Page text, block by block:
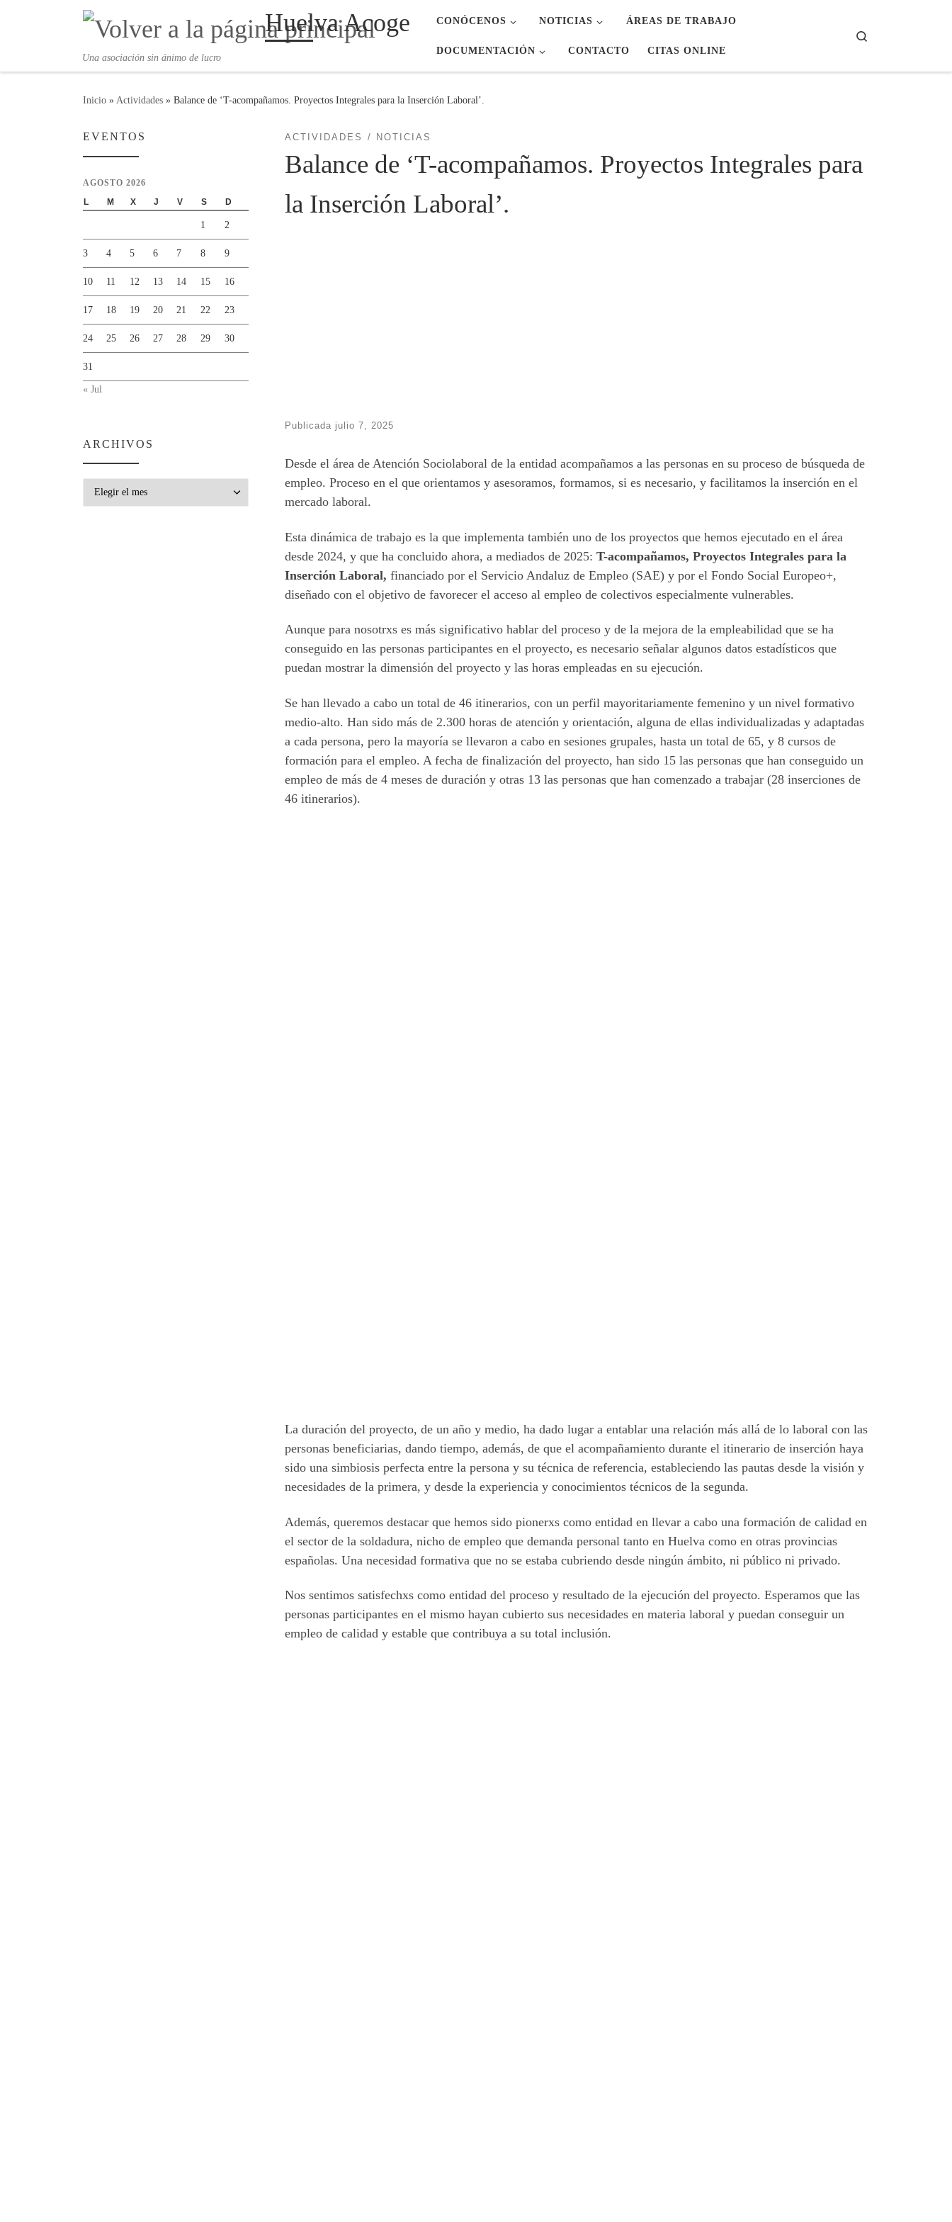
Saltar al contenido Huelva Acoge
Una asociación sin ánimo de lucro
CONÓCENOS NOTICIAS ÁREAS DE TRABAJO
DOCUMENTACIÓN CONTACTO CITAS ONLINE
Inicio » Actividades » Balance de ‘T-acompañamos. Proyectos Integrales para la Inserción Laboral’.
ACTIVIDADES NOTICIAS
Balance de ‘T-acompañamos. Proyectos Integrales para
la Inserción Laboral’.
Publicada julio 7, 2025
Desde el área de Atención Sociolaboral de la entidad acompañamos a las personas en su proceso de búsqueda de
empleo. Proceso en el que orientamos y asesoramos, formamos, si es necesario, y facilitamos la inserción en el
mercado laboral.
Esta dinámica de trabajo es la que implementa también uno de los proyectos que hemos ejecutado en el área
desde 2024, y que ha concluido ahora, a mediados de 2025: T-acompañamos, Proyectos Integrales para la
Inserción Laboral, financiado por el Servicio Andaluz de Empleo (SAE) y por el Fondo Social Europeo+,
diseñado con el objetivo de favorecer el acceso al empleo de colectivos especialmente vulnerables.
Aunque para nosotrxs es más significativo hablar del proceso y de la mejora de la empleabilidad que se ha
conseguido en las personas participantes en el proyecto, es necesario señalar algunos datos estadísticos que
puedan mostrar la dimensión del proyecto y las horas empleadas en su ejecución.
Se han llevado a cabo un total de 46 itinerarios, con un perfil mayoritariamente femenino y un nivel formativo
medio-alto. Han sido más de 2.300 horas de atención y orientación, alguna de ellas individualizadas y adaptadas
a cada persona, pero la mayoría se llevaron a cabo en sesiones grupales, hasta un total de 65, y 8 cursos de
formación para el empleo. A fecha de finalización del proyecto, han sido 15 las personas que han conseguido un
empleo de más de 4 meses de duración y otras 13 las personas que han comenzado a trabajar (28 inserciones de
46 itinerarios).
La duración del proyecto, de un año y medio, ha dado lugar a entablar una relación más allá de lo laboral con las
personas beneficiarias, dando tiempo, además, de que el acompañamiento durante el itinerario de inserción haya
sido una simbiosis perfecta entre la persona y su técnica de referencia, estableciendo las pautas desde la visión y
necesidades de la primera, y desde la experiencia y conocimientos técnicos de la segunda.
Además, queremos destacar que hemos sido pionerxs como entidad en llevar a cabo una formación de calidad en
el sector de la soldadura, nicho de empleo que demanda personal tanto en Huelva como en otras provincias
españolas. Una necesidad formativa que no se estaba cubriendo desde ningún ámbito, ni público ni privado.
Nos sentimos satisfechxs como entidad del proceso y resultado de la ejecución del proyecto. Esperamos que las
personas participantes en el mismo hayan cubierto sus necesidades en materia laboral y puedan conseguir un
empleo de calidad y estable que contribuya a su total inclusión.
EVENTOS
AGOSTO 2026
L
M X J V S D
1 2
3 4 5 6 7 8 9
10 11 12 13 14 15 16
17 18 19 20 21 22 23
24 25 26 27 28 29 30
31
« Jul
ARCHIVOS